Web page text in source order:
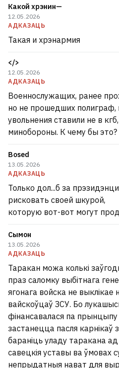
Какой хрэнин—
12.05.2026
АДКАЗАЦЬ
Такая и хрэнармия
</>
12.05.2026
АДКАЗАЦЬ
Военнослужащих, ранее
но не прошедших полиграф,
увольнения ставили не в
минобороны. К чему бы это?
Bosed
13.05.2026
АДКАЗАЦЬ
Только дол...б за
рисковать своей шкурой,
которую вот-вот могут
Сымон
13.05.2026
АДКАЗАЦЬ
Таракан можа колькі
праз саломку выбітнага
ягонага войска не выклікае
вайскоўцаў ЗСУ. Бо
фінансавалася па
застанецца пасля
бараніць уладу таракана
савецкія уставы ва ўмовах
непрыдатныя нават для